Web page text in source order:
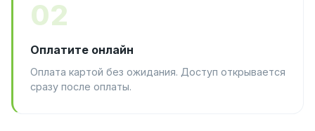
02
Оплатите онлайн
Оплата картой без ожидания. Доступ открывается
сразу после оплаты.